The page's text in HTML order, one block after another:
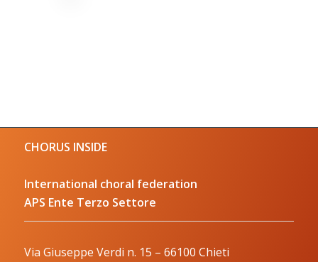
CHORUS INSIDE
International choral federation
APS Ente Terzo Settore
Via Giuseppe Verdi n. 15 – 66100 Chieti